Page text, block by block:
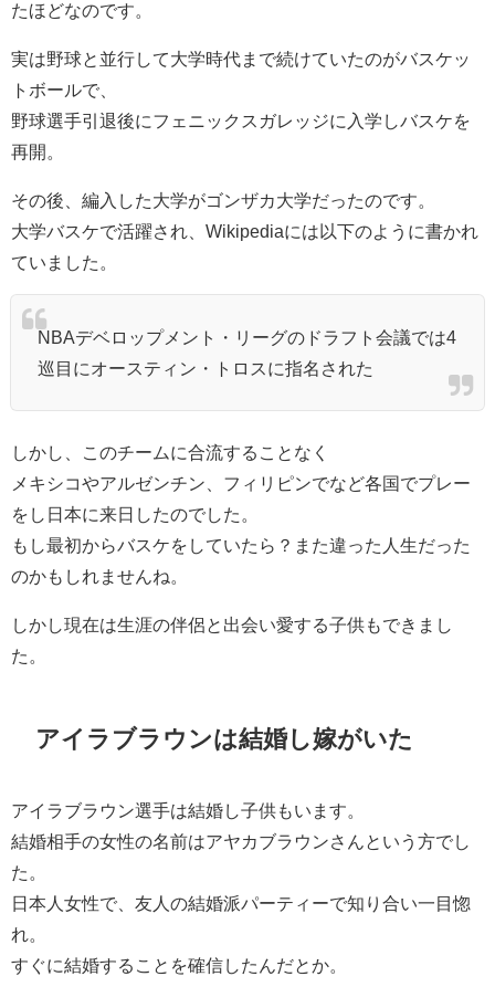
たほどなのです。
実は野球と並行して大学時代まで続けていたのがバスケッ
トボールで、
野球選手引退後にフェニックスガレッジに入学しバスケを
再開。
その後、編入した大学がゴンザカ大学だったのです。
大学バスケで活躍され、Wikipediaには以下のように書かれ
ていました。
NBAデベロップメント・リーグのドラフト会議では4
巡目にオースティン・トロスに指名された
しかし、このチームに合流することなく
メキシコやアルゼンチン、フィリピンでなど各国でプレー
をし日本に来日したのでした。
もし最初からバスケをしていたら？また違った人生だった
のかもしれませんね。
しかし現在は生涯の伴侶と出会い愛する子供もできまし
た。
アイラブラウンは結婚し嫁がいた
アイラブラウン選手は結婚し子供もいます。
結婚相手の女性の名前はアヤカブラウンさんという方でし
た。
日本人女性で、友人の結婚派パーティーで知り合い一目惚
れ。
すぐに結婚することを確信したんだとか。